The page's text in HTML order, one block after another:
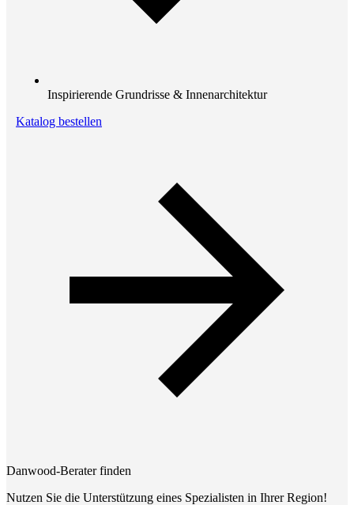
Inspirierende Grundrisse & Innenarchitektur
Katalog bestellen
Danwood-Berater finden
Nutzen Sie die Unterstützung eines Spezialisten in Ihrer Region!